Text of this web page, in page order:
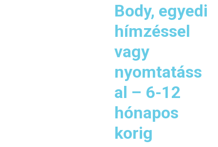
Body, egyedi
hímzéssel
vagy
nyomtatáss
al – 6-12
hónapos
korig